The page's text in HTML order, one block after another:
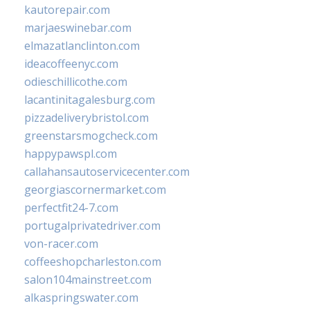
kautorepair.com
marjaeswinebar.com
elmazatlanclinton.com
ideacoffeenyc.com
odieschillicothe.com
lacantinitagalesburg.com
pizzadeliverybristol.com
greenstarsmogcheck.com
happypawspl.com
callahansautoservicecenter.com
georgiascornermarket.com
perfectfit24-7.com
portugalprivatedriver.com
von-racer.com
coffeeshopcharleston.com
salon104mainstreet.com
alkaspringswater.com